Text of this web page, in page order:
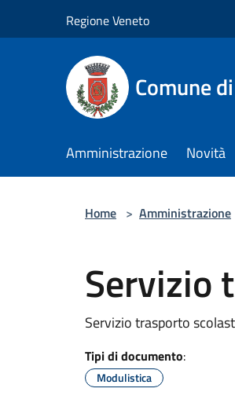
Regione Veneto
Comune
Amministrazione Novità
Home > Amministrazione
Servizio
Servizio trasporto
Tipi di documento:
Modulistica